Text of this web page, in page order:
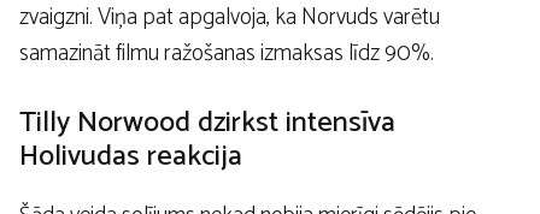
zvaigzni. Viņa pat apgalvoja, ka Norvuds varētu
samazināt filmu ražošanas izmaksas līdz 90%.
Tilly Norwood dzirkst intensīva
Holivudas reakcija